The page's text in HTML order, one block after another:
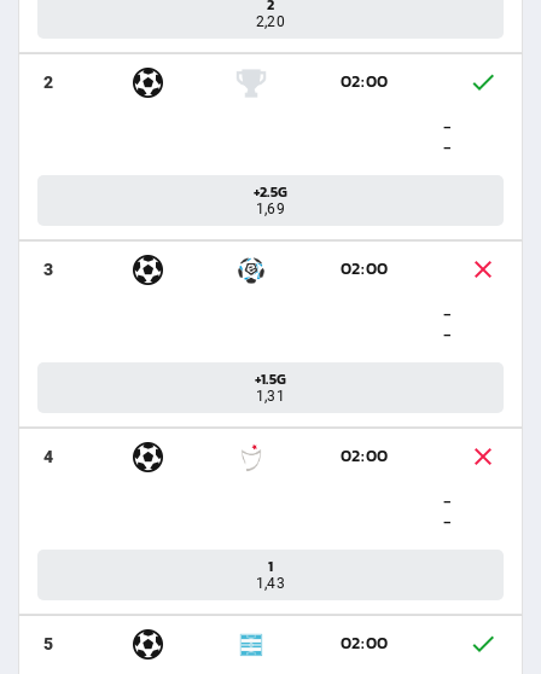
2
2,20
2
02:00
-
-
+2.5G
1,69
3
02:00
-
-
+1.5G
1,31
4
02:00
-
-
1
1,43
5
02:00